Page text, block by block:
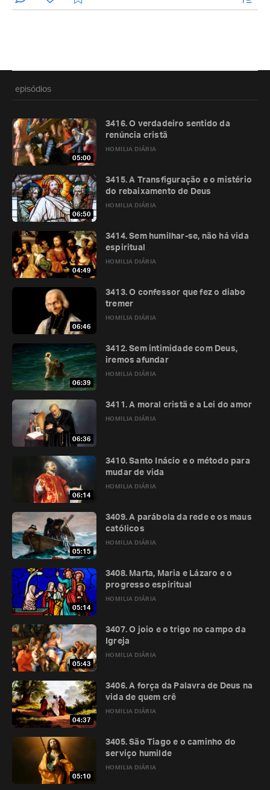
episódios
05:00
HOMILIA DIÁRIA
3416. O verdadeiro sentido da
renúncia cristã
06:50
HOMILIA DIÁRIA
3415. A Transfiguração e o mistério
do rebaixamento de Deus
04:49
HOMILIA DIÁRIA
3414. Sem humilhar-se, não há vida
espiritual
06:46
HOMILIA DIÁRIA
3413. O confessor que fez o diabo
tremer
06:39
HOMILIA DIÁRIA
3412. Sem intimidade com Deus,
iremos afundar
06:36
HOMILIA DIÁRIA
3411. A moral cristã e a Lei do amor
06:14
HOMILIA DIÁRIA
3410. Santo Inácio e o método para
mudar de vida
05:15
HOMILIA DIÁRIA
3409. A parábola da rede e os maus
católicos
05:14
HOMILIA DIÁRIA
3408. Marta, Maria e Lázaro e o
progresso espiritual
05:43
HOMILIA DIÁRIA
3407. O joio e o trigo no campo da
Igreja
04:37
HOMILIA DIÁRIA
3406. A força da Palavra de Deus na
vida de quem crê
05:10
HOMILIA DIÁRIA
3405. São Tiago e o caminho do
serviço humilde